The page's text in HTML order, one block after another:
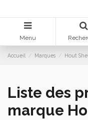
Menu
Accueil Marques Hout
Liste des
marque